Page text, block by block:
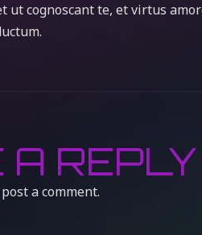
ut cognoscant te, et virtus
REPLY
a comment.